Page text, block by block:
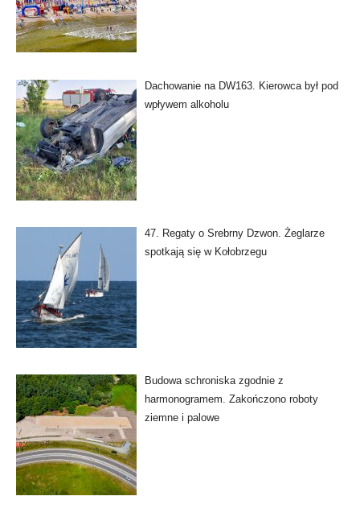
Dachowanie na DW163. Kierowca był pod
wpływem alkoholu
47. Regaty o Srebrny Dzwon. Żeglarze
spotkają się w Kołobrzegu
Budowa schroniska zgodnie z
harmonogramem. Zakończono roboty
ziemne i palowe